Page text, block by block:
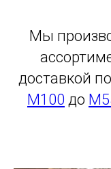
Мы
доставкой
М100 до